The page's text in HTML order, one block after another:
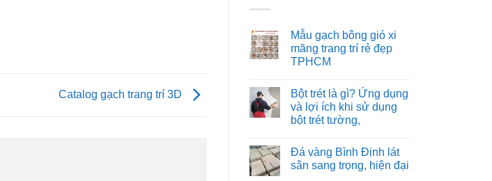
Catalog gạch trang trí 3D
Mẫu gạch bông gió xi
măng trang trí rẻ đẹp
TPHCM
Bột trét là gì? Ứng dụng
và lợi ích khi sử dụng
bột trét tường,
Đá vàng Bình Định lát
sân sang trọng, hiện đại